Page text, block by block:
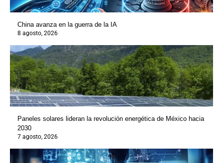
China avanza en la guerra de la IA
8 agosto, 2026
Paneles solares lideran la revolución energética de México hacia
2030
7 agosto, 2026